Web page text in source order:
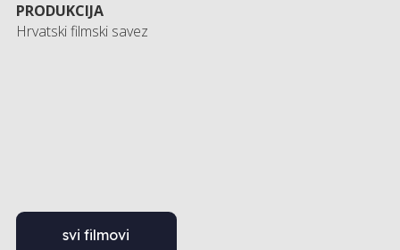
PRODUKCIJA
Hrvatski filmski savez
svi filmovi